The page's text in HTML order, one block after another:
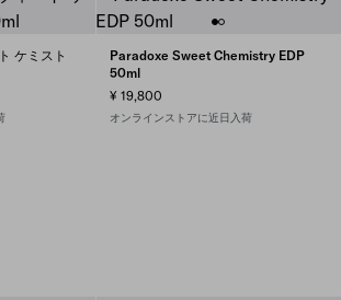
ピングバッグに商品はありません。
ケミスト
Paradoxe Sweet Chemistry EDP
50ml
¥ 19,800
オンラインストアに近日入荷